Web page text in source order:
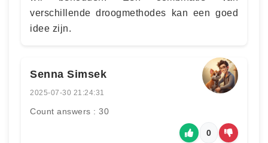
verschillende droogmethodes kan een goed
idee zijn.
Senna Simsek
2025-07-30 21:24:31
Count answers : 30
0